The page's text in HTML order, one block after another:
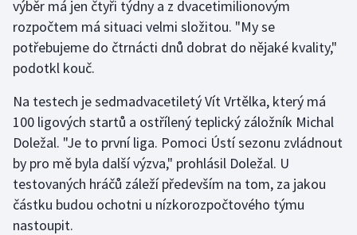
Jezdectví
Judo
Krasobruslení
Lezení
Lyže a snowboard
Moderní pětiboj
výběr má jen čtyři týdny a z dvacetimilionovým
rozpočtem má situaci velmi složitou. "My se
potřebujeme do čtrnácti dnů dobrat do nějaké kvality,"
podotkl kouč.
Na testech je sedmadvacetiletý Vít Vrtělka, který má
100 ligových startů a ostřílený teplický záložník Michal
Doležal. "Je to první liga. Pomoci Ústí sezonu zvládnout
by pro mě byla další výzva," prohlásil Doležal. U
testovaných hráčů záleží především na tom, za jakou
částku budou ochotni u nízkorozpočtového týmu
nastoupit.